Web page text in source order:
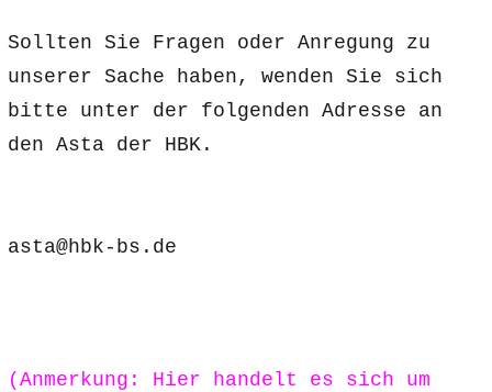
Sollten Sie Fragen oder Anregung zu
unserer Sache haben, wenden Sie sich
bitte unter der folgenden Adresse an
den Asta der HBK.
asta@hbk-bs.de
(Anmerkung: Hier handelt es sich um